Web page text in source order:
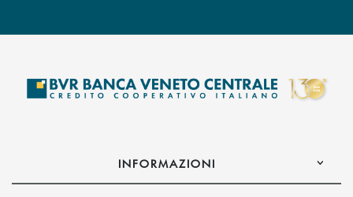
INFORMAZIONI